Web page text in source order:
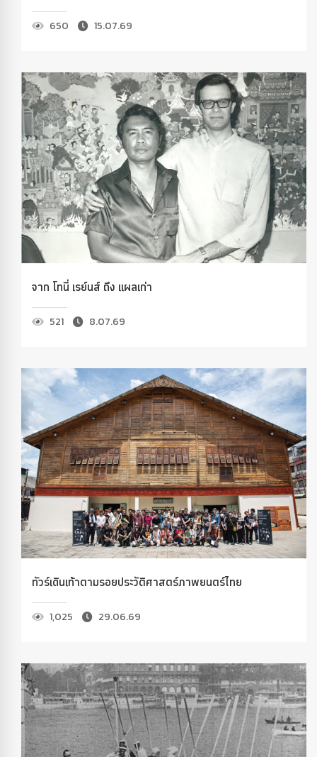
650 15.07.69
จาก โทนี่ เรย์นส์ ถึง แผลเก่า
521 8.07.69
ทัวร์เดินเท้าตามรอยประวัติศาสตร์ภาพยนตร์ไทย
1,025 29.06.69